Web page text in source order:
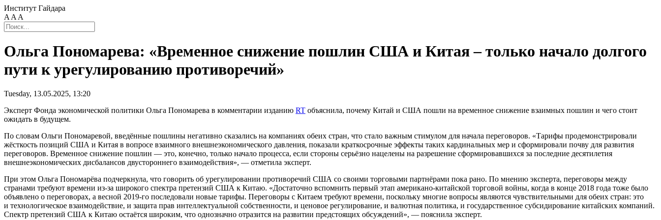
Институт Гайдара
A A A
Ольга Пономарева: «Временное снижение пошлин США и Китая – только начало долгого
пути к урегулированию противоречий»
Tuesday, 13.05.2025, 13:20
Эксперт Фонда экономической политики Ольга Пономарева в комментарии изданию RT объяснила, почему Китай и США пошли на временное снижение взаимных пошлин и чего стоит
ожидать в будущем.
По словам Ольги Пономаревой, введённые пошлины негативно сказались на компаниях обеих стран, что стало важным стимулом для начала переговоров. «Тарифы продемонстрировали
жёсткость позиций США и Китая в вопросе взаимного внешнеэкономического давления, показали краткосрочные эффекты таких кардинальных мер и сформировали почву для развития
переговоров. Временное снижение пошлин — это, конечно, только начало процесса, если стороны серьёзно нацелены на разрешение сформировавшихся за последние десятилетия
внешнеэкономических дисбалансов двустороннего взаимодействия», — отметила эксперт.
При этом Ольга Пономарёва подчеркнула, что говорить об урегулировании противоречий США со своими торговыми партнёрами пока рано. По мнению эксперта, переговоры между
странами требуют времени из-за широкого спектра претензий США к Китаю. «Достаточно вспомнить первый этап американо-китайской торговой войны, когда в конце 2018 года тоже было
объявлено о переговорах, а весной 2019-го последовали новые тарифы. Переговоры с Китаем требуют времени, поскольку многие вопросы являются чувствительными для обеих стран: это
и технологическое взаимодействие, и защита прав интеллектуальной собственности, и ценовое регулирование, и валютная политика, и государственное субсидирование китайских компаний.
Спектр претензий США к Китаю остаётся широким, что однозначно отразится на развитии предстоящих обсуждений», — пояснила эксперт.